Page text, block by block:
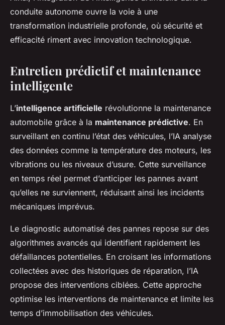
conduite autonome ouvre la voie à une
transformation industrielle profonde, où sécurité et
efficacité riment avec innovation technologique.
Entretien prédictif et maintenance
intelligente
L’intelligence artificielle révolutionne la maintenance
automobile grâce à la maintenance prédictive. En
surveillant en continu l’état des véhicules, l’IA analyse
des données comme la température des moteurs, les
vibrations ou les niveaux d’usure. Cette surveillance
en temps réel permet d’anticiper les pannes avant
qu’elles ne surviennent, réduisant ainsi les incidents
mécaniques imprévus.
Le diagnostic automatisé des pannes repose sur des
algorithmes avancés qui identifient rapidement les
défaillances potentielles. En croisant les informations
collectées avec des historiques de réparation, l’IA
propose des interventions ciblées. Cette approche
optimise les interventions de maintenance et limite les
temps d’immobilisation des véhicules.